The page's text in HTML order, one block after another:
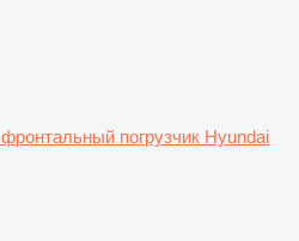
фронтальный погрузчик Hyundai